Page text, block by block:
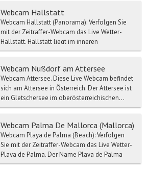
Webcam Hallstatt
Webcam Hallstatt (Panorama): Verfolgen Sie
mit der Zeitraffer-Webcam das Live Wetter-
Hallstatt. Hallstatt liegt im inneren
Salzkammer...
Webcam Nußdorf am Attersee
Webcam Attersee. Diese Live Webcam befindet
sich am Attersee in Österreich. Der Attersee ist
ein Gletschersee im oberösterreichischen...
Webcam Palma De Mallorca (Mallorca)
Webcam Playa de Palma (Beach): Verfolgen
Sie mit der Zeitraffer-Webcam das Live Wetter-
Playa de Palma. Der Name Playa de Palma
bezeic...